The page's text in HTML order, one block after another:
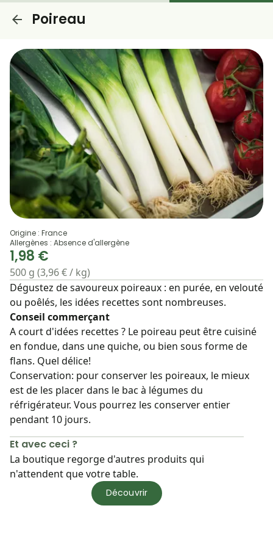
Poireau
Origine : France
Allergènes : Absence d'allergène
1,98 €
500 g (3,96 € / kg)
Dégustez de savoureux poireaux : en purée, en velouté
ou poêlés, les idées recettes sont nombreuses.
Conseil commerçant
A court d'idées recettes ? Le poireau peut être cuisiné
en fondue, dans une quiche, ou bien sous forme de
flans. Quel délice!
Conservation: pour conserver les poireaux, le mieux
est de les placer dans le bac à légumes du
réfrigérateur. Vous pourrez les conserver entier
pendant 10 jours.
Et avec ceci ?
La boutique regorge d'autres produits qui
n'attendent que votre table.
Découvrir